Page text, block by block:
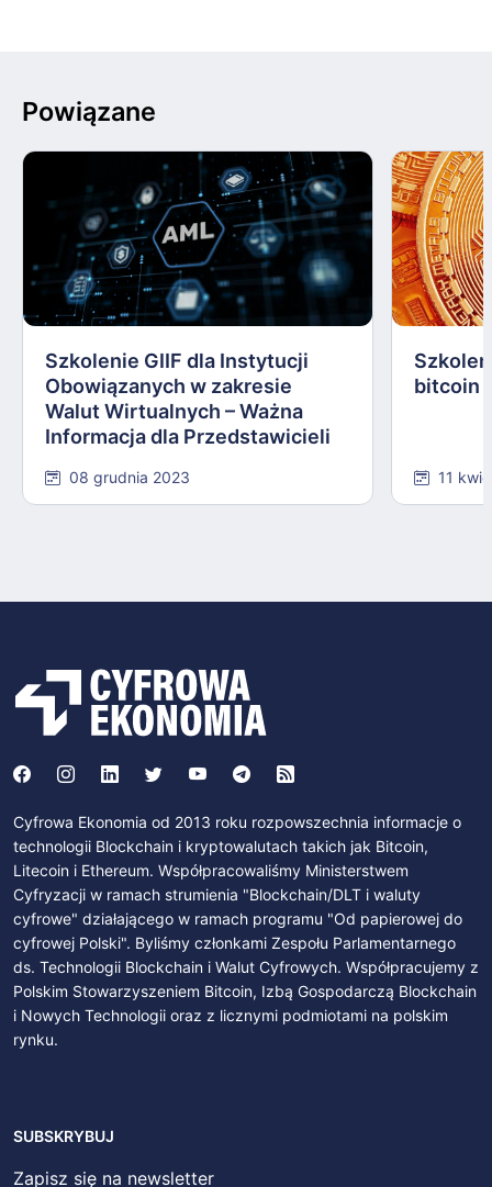
Powiązane
Szkolenie GIIF dla Instytucji
Obowiązanych w zakresie
Walut Wirtualnych – Ważna
Informacja dla Przedstawicieli
08 grudnia 2023
bitcoin
11
Cyfrowa Ekonomia od 2013 roku rozpowszechnia informacje o
technologii Blockchain i kryptowalutach takich jak Bitcoin,
Litecoin i Ethereum. Współpracowaliśmy Ministerstwem
Cyfryzacji w ramach strumienia "Blockchain/DLT i waluty
cyfrowe" działającego w ramach programu "Od papierowej do
cyfrowej Polski". Byliśmy członkami Zespołu Parlamentarnego
ds. Technologii Blockchain i Walut Cyfrowych. Współpracujemy z
Polskim Stowarzyszeniem Bitcoin, Izbą Gospodarczą Blockchain
i Nowych Technologii oraz z licznymi podmiotami na polskim
rynku.
SUBSKRYBUJ
Zapisz się na newsletter